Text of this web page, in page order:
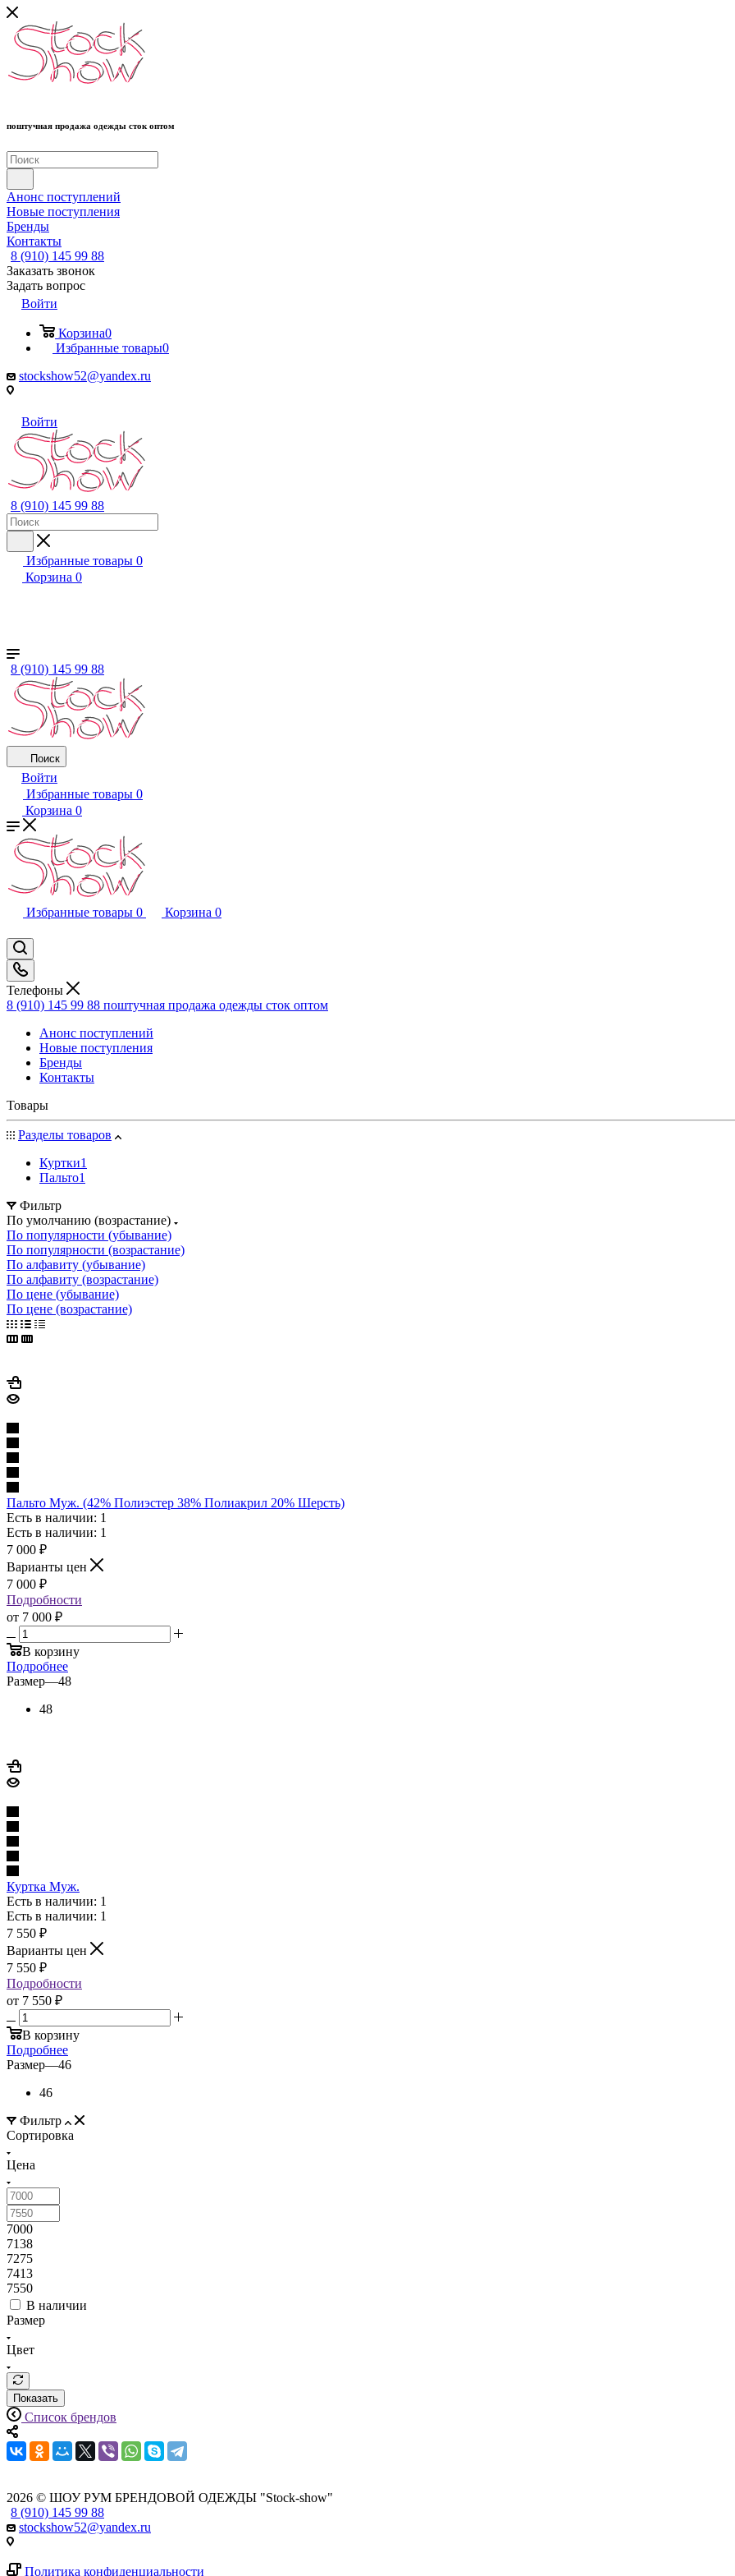
поштучная продажа одежды сток оптом
Анонс поступлений
Новые поступления
Бренды
Контакты
8 (910) 145 99 88
Заказать звонок
Задать вопрос
Войти
Корзина0
Избранные товары0
stockshow52@yandex.ru
Войти
8 (910) 145 99 88
Избранные товары 0
Корзина 0
8 (910) 145 99 88
Поиск
Войти
Избранные товары 0
Корзина 0
Избранные товары 0 Корзина 0
Телефоны
8 (910) 145 99 88 поштучная продажа одежды сток оптом
Анонс поступлений
Новые поступления
Бренды
Контакты
Товары
Разделы товаров
Куртки1
Пальто1
Фильтр
По умолчанию (возрастание)
По популярности (убывание)
По популярности (возрастание)
По алфавиту (убывание)
По алфавиту (возрастание)
По цене (убывание)
По цене (возрастание)
Пальто Муж. (42% Полиэстер 38% Полиакрил 20% Шерсть)
Есть в наличии: 1
Есть в наличии: 1
7 000 ₽
Варианты цен
7 000 ₽
Подробности
от 7 000 ₽
В корзину
Подробнее
Размер—48
48
Куртка Муж.
Есть в наличии: 1
Есть в наличии: 1
7 550 ₽
Варианты цен
7 550 ₽
Подробности
от 7 550 ₽
В корзину
Подробнее
Размер—46
46
Фильтр
Сортировка
Цена
7000
7138
7275
7413
7550
В наличии
Размер
Цвет
Показать
Список брендов
2026 © ШОУ РУМ БРЕНДОВОЙ ОДЕЖДЫ "Stock-show"
8 (910) 145 99 88
stockshow52@yandex.ru
Политика конфиденциальности